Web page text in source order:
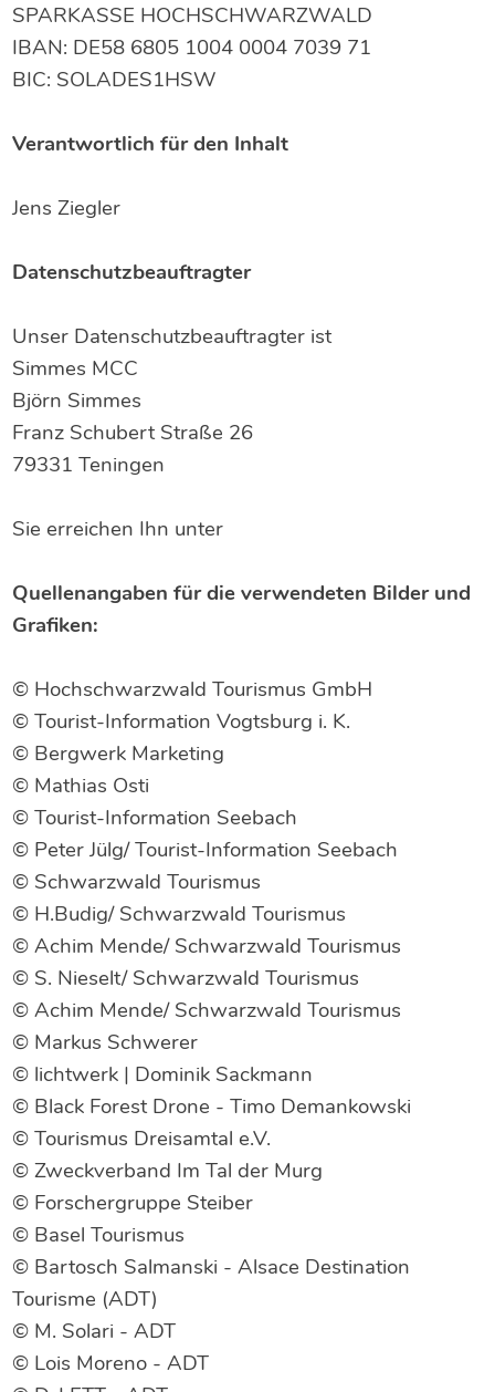
SPARKASSE HOCHSCHWARZWALD
IBAN: DE58 6805 1004 0004 7039 71
BIC: SOLADES1HSW
Verantwortlich für den Inhalt
Jens Ziegler
Datenschutzbeauftragter
Unser Datenschutzbeauftragter ist
Simmes MCC
Björn Simmes
Franz Schubert Straße 26
79331 Teningen
Sie erreichen Ihn unter
Quellenangaben für die verwendeten Bilder und
Grafiken:
© Hochschwarzwald Tourismus GmbH
© Tourist-Information Vogtsburg i. K.
© Bergwerk Marketing
© Mathias Osti
© Tourist-Information Seebach
© Peter Jülg/ Tourist-Information Seebach
© Schwarzwald Tourismus
© H.Budig/ Schwarzwald Tourismus
© Achim Mende/ Schwarzwald Tourismus
© S. Nieselt/ Schwarzwald Tourismus
© Achim Mende/ Schwarzwald Tourismus
© Markus Schwerer
© lichtwerk | Dominik Sackmann
© Black Forest Drone - Timo Demankowski
© Tourismus Dreisamtal e.V.
© Zweckverband Im Tal der Murg
© Forschergruppe Steiber
© Basel Tourismus
© Bartosch Salmanski - Alsace Destination
Tourisme (ADT)
© M. Solari - ADT
© Lois Moreno - ADT